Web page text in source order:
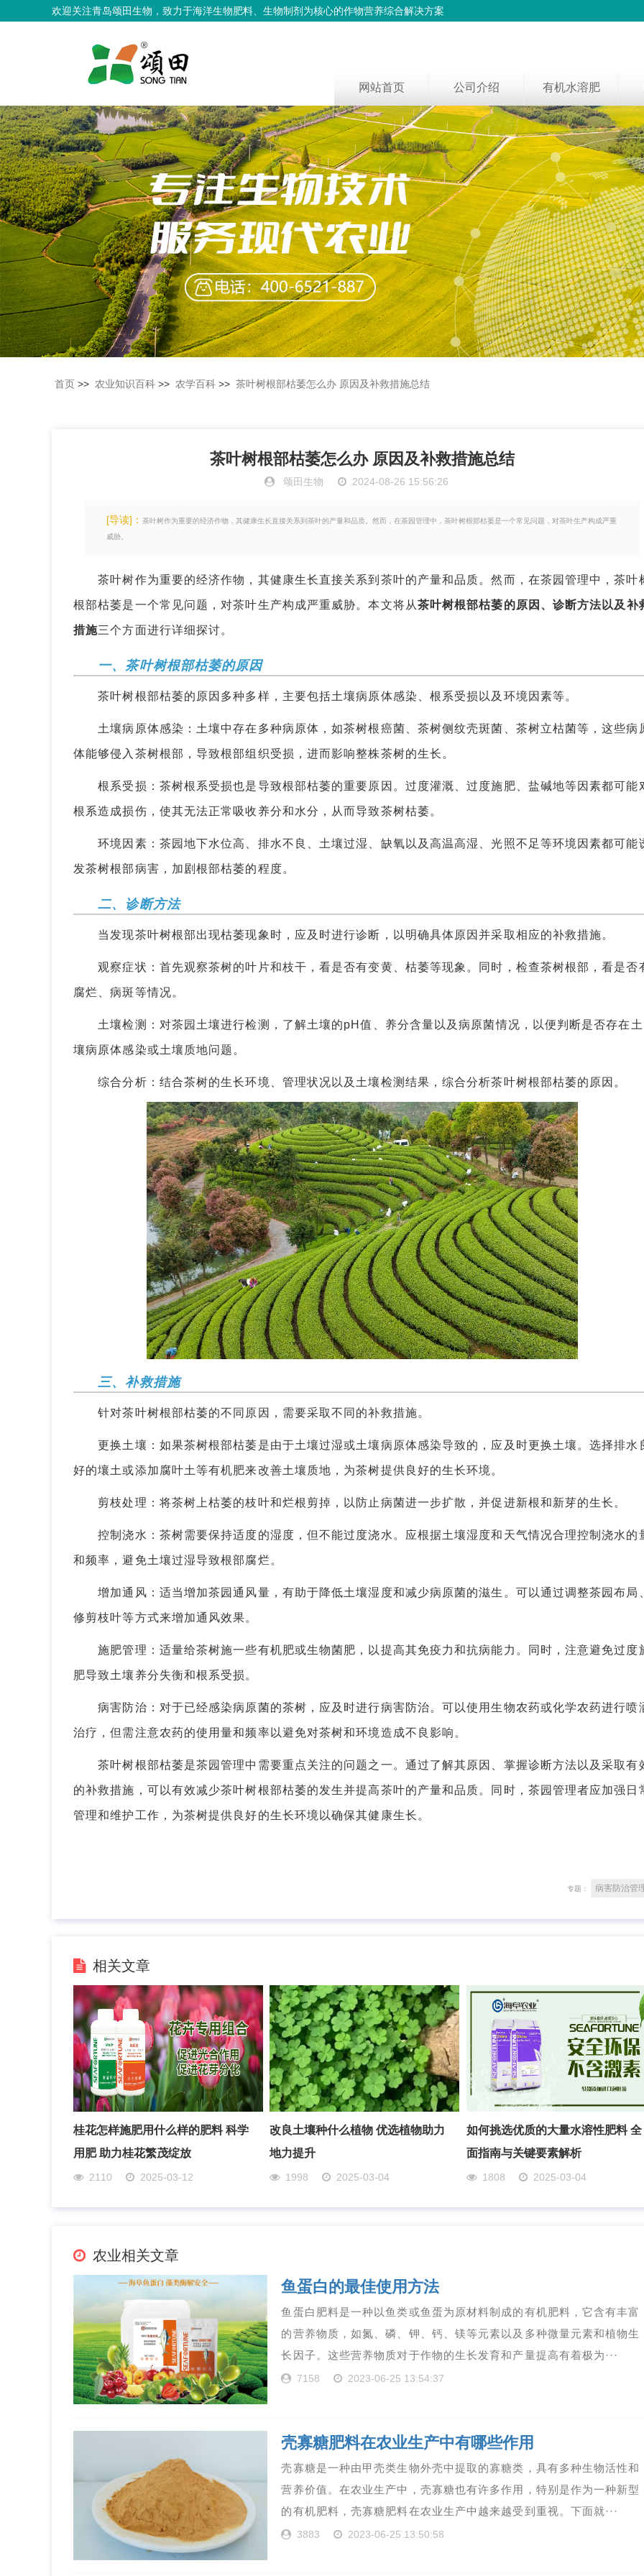
欢迎关注青岛颂田生物，致力于海洋生物肥料、生物制剂为核心的作物营养综合解决方案
网站首页 公司介绍 有机水溶肥
首页 >> 农业知识百科 >> 农学百科 >> 茶叶树根部枯萎怎么办 原因及补救措施总结
茶叶树根部枯萎怎么办 原因及补救措施总结
颂田生物 2024-08-26 15:56:26
[导读]： 茶叶树作为重要的经济作物，其健康生长直接关系到茶叶的产量和品质。然而，在茶园管理中，茶叶树根部枯萎是一个常见问题，对茶叶生产构成严重
威胁。
茶叶树作为重要的经济作物，其健康生长直接关系到茶叶的产量和品质。然而，在茶园管理中，茶叶
根部枯萎是一个常见问题，对茶叶生产构成严重威胁。本文将从茶叶树根部枯萎的原因、诊断方法以及补
措施三个方面进行详细探讨。
一、茶叶树根部枯萎的原因
茶叶树根部枯萎的原因多种多样，主要包括土壤病原体感染、根系受损以及环境因素等。
土壤病原体感染：土壤中存在多种病原体，如茶树根癌菌、茶树侧纹壳斑菌、茶树立枯菌等，这些病
体能够侵入茶树根部，导致根部组织受损，进而影响整株茶树的生长。
根系受损：茶树根系受损也是导致根部枯萎的重要原因。过度灌溉、过度施肥、盐碱地等因素都可能
根系造成损伤，使其无法正常吸收养分和水分，从而导致茶树枯萎。
环境因素：茶园地下水位高、排水不良、土壤过湿、缺氧以及高温高湿、光照不足等环境因素都可能
发茶树根部病害，加剧根部枯萎的程度。
二、诊断方法
当发现茶叶树根部出现枯萎现象时，应及时进行诊断，以明确具体原因并采取相应的补救措施。
观察症状：首先观察茶树的叶片和枝干，看是否有变黄、枯萎等现象。同时，检查茶树根部，看是否
腐烂、病斑等情况。
土壤检测：对茶园土壤进行检测，了解土壤的pH值、养分含量以及病原菌情况，以便判断是否存在土
壤病原体感染或土壤质地问题。
综合分析：结合茶树的生长环境、管理状况以及土壤检测结果，综合分析茶叶树根部枯萎的原因。
三、补救措施
针对茶叶树根部枯萎的不同原因，需要采取不同的补救措施。
更换土壤：如果茶树根部枯萎是由于土壤过湿或土壤病原体感染导致的，应及时更换土壤。选择排水
好的壤土或添加腐叶土等有机肥来改善土壤质地，为茶树提供良好的生长环境。
剪枝处理：将茶树上枯萎的枝叶和烂根剪掉，以防止病菌进一步扩散，并促进新根和新芽的生长。
控制浇水：茶树需要保持适度的湿度，但不能过度浇水。应根据土壤湿度和天气情况合理控制浇水的
和频率，避免土壤过湿导致根部腐烂。
增加通风：适当增加茶园通风量，有助于降低土壤湿度和减少病原菌的滋生。可以通过调整茶园布局
修剪枝叶等方式来增加通风效果。
施肥管理：适量给茶树施一些有机肥或生物菌肥，以提高其免疫力和抗病能力。同时，注意避免过度
肥导致土壤养分失衡和根系受损。
病害防治：对于已经感染病原菌的茶树，应及时进行病害防治。可以使用生物农药或化学农药进行喷
治疗，但需注意农药的使用量和频率以避免对茶树和环境造成不良影响。
茶叶树根部枯萎是茶园管理中需要重点关注的问题之一。通过了解其原因、掌握诊断方法以及采取有
的补救措施，可以有效减少茶叶树根部枯萎的发生并提高茶叶的产量和品质。同时，茶园管理者应加强日
管理和维护工作，为茶树提供良好的生长环境以确保其健康生长。
专题： 病害防治管
相关文章
桂花怎样施肥用什么样的肥料 科学
用肥 助力桂花繁茂绽放
2110 2025-03-12
改良土壤种什么植物 优选植物助力
地力提升
1998 2025-03-04
如何挑选优质的大量水溶性肥料 全
面指南与关键要素解析
1808 2025-03-04
农业相关文章
鱼蛋白的最佳使用方法
鱼蛋白肥料是一种以鱼类或鱼蛋为原材料制成的有机肥料，它含有丰富
的营养物质，如氮、磷、钾、钙、镁等元素以及多种微量元素和植物生
长因子。这些营养物质对于作物的生长发育和产量提高有着极为···
7158 2023-06-25 13:54:37
壳寡糖肥料在农业生产中有哪些作用
壳寡糖是一种由甲壳类生物外壳中提取的寡糖类，具有多种生物活性和
营养价值。在农业生产中，壳寡糖也有许多作用，特别是作为一种新型
的有机肥料，壳寡糖肥料在农业生产中越来越受到重视。下面就···
3883 2023-06-25 13:50:58